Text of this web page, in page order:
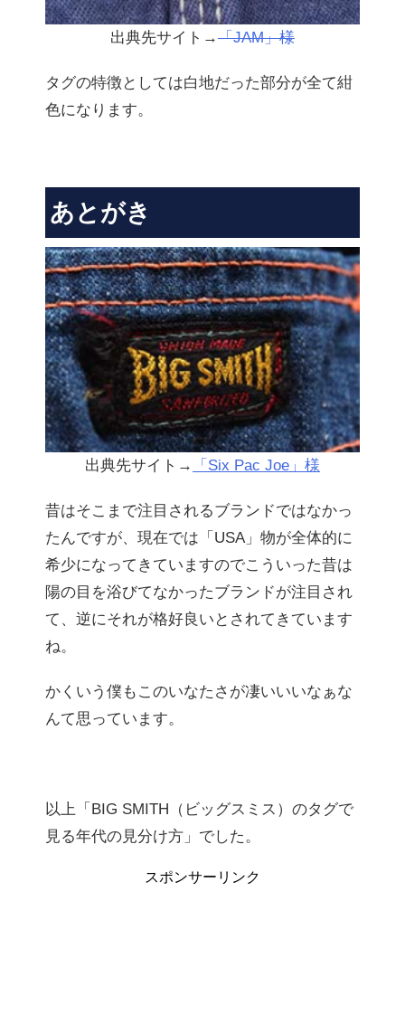
出典先サイト→「JAM」様
タグの特徴としては白地だった部分が全て紺
色になります。
あとがき
出典先サイト→ 「Six Pac Joe」様
昔はそこまで注目されるブランドではなかっ
たんですが、現在では「USA」物が全体的に
希少になってきていますのでこういった昔は
陽の目を浴びてなかったブランドが注目され
て、逆にそれが格好良いとされてきています
ね。
かくいう僕もこのいなたさが凄いいいなぁな
んて思っています。
以上「BIG SMITH（ビッグスミス）のタグで
見る年代の見分け方」でした。
スポンサーリンク